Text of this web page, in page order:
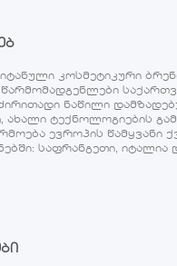
კოსმეტიკური
ნაწილი
ახალი ტექნოლოგიების
ევროპის წამყვანი
საფრანგეთი, იტალია